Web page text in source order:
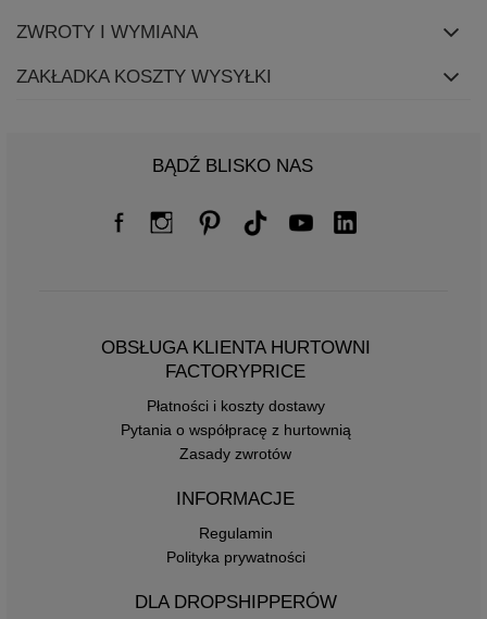
ZWROTY I WYMIANA
ZAKŁADKA KOSZTY WYSYŁKI
BĄDŹ BLISKO NAS
OBSŁUGA KLIENTA HURTOWNI
FACTORYPRICE
Płatności i koszty dostawy
Pytania o współpracę z hurtownią
Zasady zwrotów
INFORMACJE
Regulamin
Polityka prywatności
DLA DROPSHIPPERÓW